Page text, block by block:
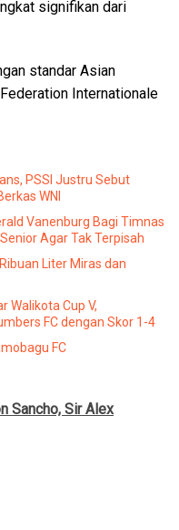
signifikan dari
standar Asian
Internationale
PSSI Justru Sebut
WNI
Vanenburg Bagi Timnas
Agar Tak Terpisah
Liter Miras dan
Walikota Cup V,
FC dengan Skor 1-4
FC
Sancho, Sir Alex